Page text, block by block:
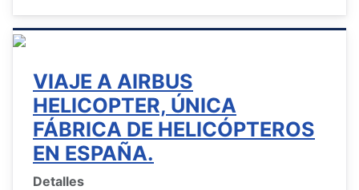
VIAJE A AIRBUS
HELICOPTER, ÚNICA
FÁBRICA DE HELICÓPTEROS
EN ESPAÑA.
Detalles